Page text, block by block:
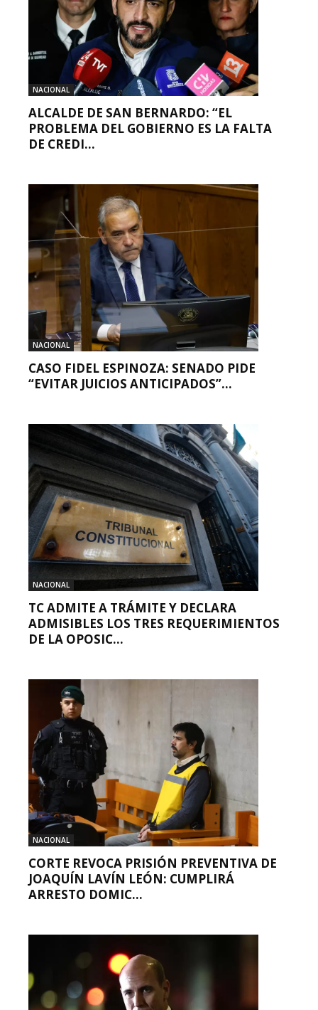
NACIONAL
ALCALDE DE SAN BERNARDO: “EL
PROBLEMA DEL GOBIERNO ES LA FALTA
DE CREDI...
NACIONAL
CASO FIDEL ESPINOZA: SENADO PIDE
“EVITAR JUICIOS ANTICIPADOS”...
NACIONAL
TC ADMITE A TRÁMITE Y DECLARA
ADMISIBLES LOS TRES REQUERIMIENTOS
DE LA OPOSIC...
NACIONAL
CORTE REVOCA PRISIÓN PREVENTIVA DE
JOAQUÍN LAVÍN LEÓN: CUMPLIRÁ
ARRESTO DOMIC...